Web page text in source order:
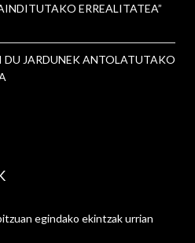
ERREALITATEA”
JARDUNEK ANTOLATUTAKO
egindako ekintzak urrian